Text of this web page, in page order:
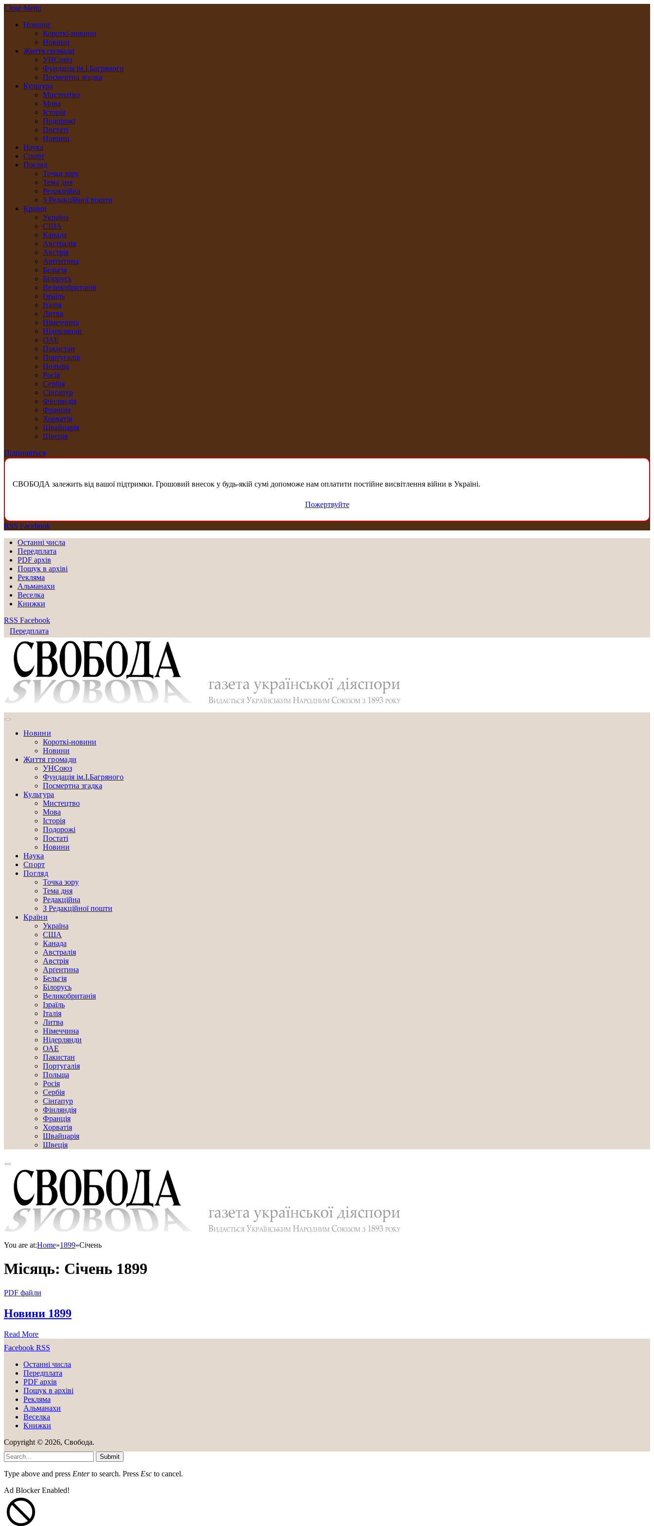
Close Menu
Новини
Короткі-новини
Новини
Життя громади
УНСоюз
Фундація ім.І.Багряного
Посмертна згадка
Культура
Мистецтво
Мова
Історія
Подорожі
Постаті
Новини
Наука
Спорт
Погляд
Точка зору
Тема дня
Редакційна
З Редакційної пошти
Країни
Україна
США
Канада
Австралія
Австрія
Арґентина
Бельгія
Білорусь
Великобританія
Ізраїль
Італія
Литва
Німеччина
Нідерлянди
ОАЕ
Пакистан
Португалія
Польща
Росія
Сербія
Сінґапур
Фінляндія
Франція
Хорватія
Швайцарія
Швеція
Підпишіться
СВОБОДА залежить від вашої підтримки. Грошовий внесок у будь-якій сумі допоможе нам оплатити постійне висвітлення війни в Україні.
Пожертвуйте
RSS Facebook
Останні числа
Передплата
PDF aрхів
Пошук в архіві
Рекляма
Альманахи
Веселка
Книжки
RSS Facebook
Передплата
Новини
Короткі-новини
Новини
Життя громади
УНСоюз
Фундація ім.І.Багряного
Посмертна згадка
Культура
Мистецтво
Мова
Історія
Подорожі
Постаті
Новини
Наука
Спорт
Погляд
Точка зору
Тема дня
Редакційна
З Редакційної пошти
Країни
Україна
США
Канада
Австралія
Австрія
Арґентина
Бельгія
Білорусь
Великобританія
Ізраїль
Італія
Литва
Німеччина
Нідерлянди
ОАЕ
Пакистан
Португалія
Польща
Росія
Сербія
Сінґапур
Фінляндія
Франція
Хорватія
Швайцарія
Швеція
You are at:Home»1899»Січень
Місяць: Січень 1899
PDF файли
Новини 1899
Read More
Facebook RSS
Останні числа
Передплата
PDF aрхів
Пошук в архіві
Рекляма
Альманахи
Веселка
Книжки
Copyright © 2026, Свобода.
Submit
Type above and press Enterto search. Press Esc to cancel.
Ad Blocker Enabled!